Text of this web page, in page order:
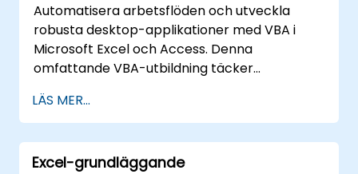
Automatisera arbetsflöden och utveckla
robusta desktop-applikationer med VBA i
Microsoft Excel och Access. Denna
omfattande VBA-utbildning täcker
kodning, SQL-databasdesign, utveckling av
användargränssnitt, felsökningsmetoder,
felhantering och avancerade Excel-
analysrutiner genom praktiska övningar —
LÄS MER...
Excel-grundläggande